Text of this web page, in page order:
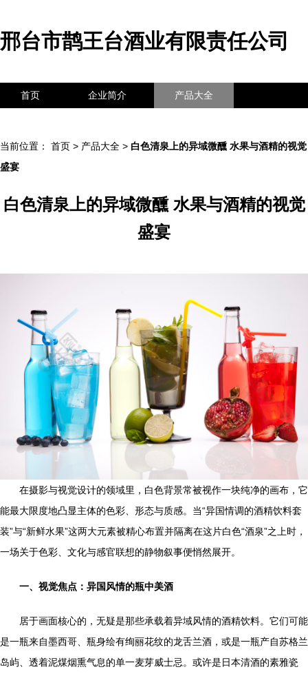
邢台市鹊王台酒业有限责任公司
首页 企业简介 产品大全
当前位置： 首页 > 产品大全 > 白色清泉上的异域微醺 水果与酒精的视觉
盛宴
白色清泉上的异域微醺 水果与酒精的视觉
盛宴
在摄影与视觉设计的领域里，白色背景常被视作一块纯净的画布，它
能最大限度地凸显主体的色彩、形态与质感。当“异国情调的酒精饮料套
装”与“新鲜水果”这两大元素被精心布置并隔离在这片白色“酒泉”之上时，
一场关于色彩、文化与感官联想的静物叙事便悄然展开。
一、视觉焦点：异国风情的瓶中美酒
居于画面核心的，无疑是那些承载着异域风情的酒精饮料。它们可能
是一瓶来自墨西哥、瓶身绘有绚丽花纹的龙舌兰酒，或是一瓶产自苏格兰
岛屿、透着泥煤烟熏气息的单一麦芽威士忌。或许是日本清酒的素雅瓷